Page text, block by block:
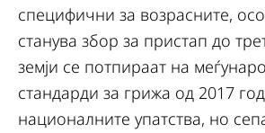
специфични за возрасните,
станува збор за пристап до
земји се потпираат на
стандарди за грижа од 2017
националните упатства, но